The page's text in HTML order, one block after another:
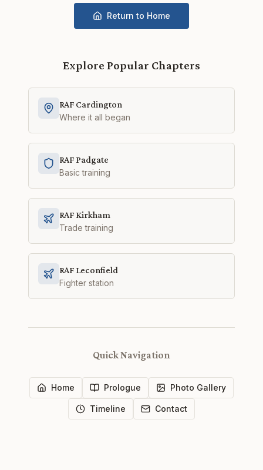
Return to Home
Explore Popular Chapters
RAF Cardington
Where it all began
RAF Padgate
Basic training
RAF Kirkham
Trade training
RAF Leconfield
Fighter station
Quick Navigation
Home Prologue Photo Gallery
Timeline Contact